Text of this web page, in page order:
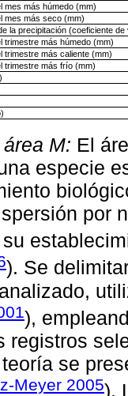
mes más húmedo (mm)
mes más seco (mm)
la precipitación (coeficiente
trimestre más húmedo (mm)
trimestre más caliente (mm)
trimestre más frío (mm)
M: El
especie
por
). Se
),
registros
se
Meyer 2005).